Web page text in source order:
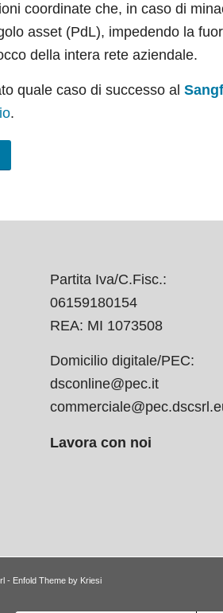
coordinate che, in caso di
asset (PdL), impedendo la
della intera rete aziendale.
quale caso di successo al
.
Partita Iva/C.Fisc.:
06159180154
REA: MI 1073508
Domicilio digitale/PEC:
dsconline@pec.it
Lavora con noi
- Enfold Theme by Kriesi